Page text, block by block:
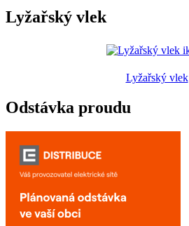
Lyžařský vlek
Lyžařský vlek
Odstávka proudu